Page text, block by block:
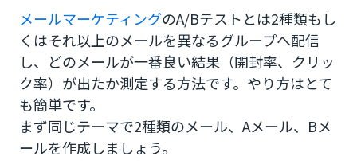
メリット
1. 開封率の向上
2.クリック率の向上
3.コンバージョン率の向上
A/Bテストが簡単にできるメール配信ツール
メールマーケティングのA/Bテストとは2種類もし
くはそれ以上のメールを異なるグループへ配信
し、どのメールが一番良い結果（開封率、クリッ
ク率）が出たか測定する方法です。やり方はとて
も簡単です。
まず同じテーマで2種類のメール、Aメール、Bメ
ールを作成しましょう。